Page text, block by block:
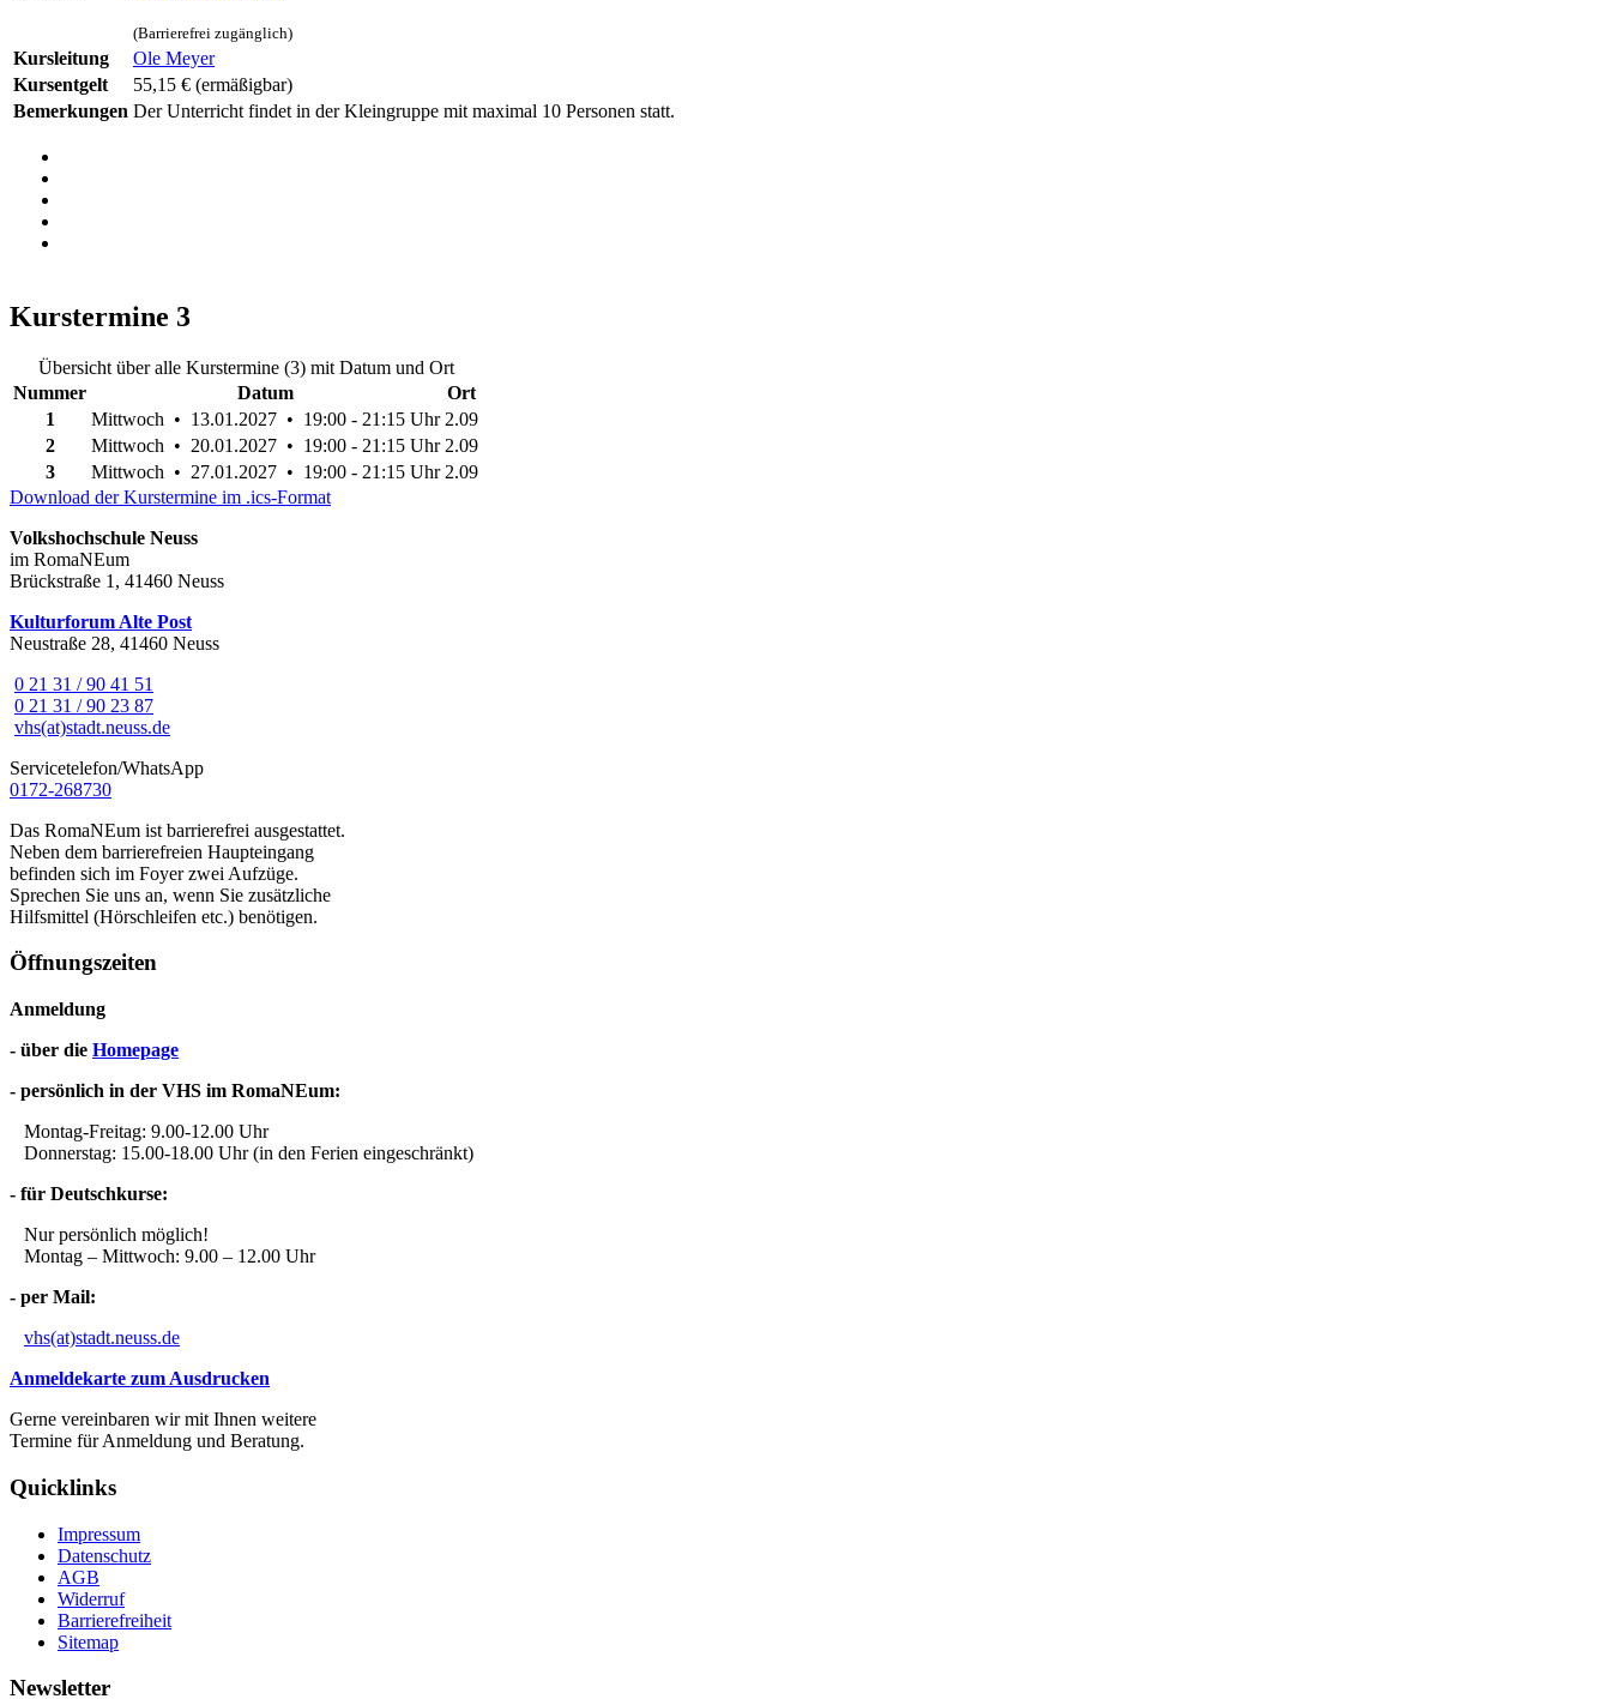
(Barrierefrei zugänglich)
Kursleitung
Ole Meyer
Kursentgelt
55,15 € (ermäßigbar)
Bemerkungen Der Unterricht findet in der Kleingruppe mit maximal 10 Personen statt.
Kurstermine 3
Übersicht über alle Kurstermine (3) mit Datum und Ort
Nummer
Datum
Ort
1
Mittwoch • 13.01.2027 • 19:00 - 21:15 Uhr 2.09
2
Mittwoch • 20.01.2027 • 19:00 - 21:15 Uhr 2.09
3
Mittwoch • 27.01.2027 • 19:00 - 21:15 Uhr 2.09
Download der Kurstermine im .ics-Format
Volkshochschule Neuss
im RomaNEum
Brückstraße 1, 41460 Neuss
Kulturforum Alte Post
Neustraße 28, 41460 Neuss
0 21 31 / 90 41 51
0 21 31 / 90 23 87
vhs(at)stadt.neuss.de
Servicetelefon/WhatsApp
0172-268730
Das RomaNEum ist barrierefrei ausgestattet.
Neben dem barrierefreien Haupteingang
befinden sich im Foyer zwei Aufzüge.
Sprechen Sie uns an, wenn Sie zusätzliche
Hilfsmittel (Hörschleifen etc.) benötigen.
Öffnungszeiten
Anmeldung
- über die Homepage
- persönlich in der VHS im RomaNEum:
Montag-Freitag: 9.00-12.00 Uhr
Donnerstag: 15.00-18.00 Uhr (in den Ferien eingeschränkt)
- für Deutschkurse:
Nur persönlich möglich!
Montag – Mittwoch: 9.00 – 12.00 Uhr
- per Mail:
vhs(at)stadt.neuss.de
Anmeldekarte zum Ausdrucken
Gerne vereinbaren wir mit Ihnen weitere
Termine für Anmeldung und Beratung.
Quicklinks
Impressum
Datenschutz
AGB
Widerruf
Barrierefreiheit
Sitemap
Newsletter